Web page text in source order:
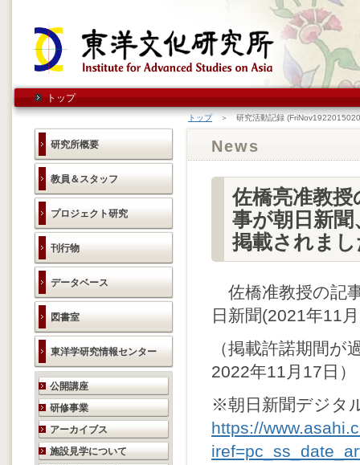
トップ
研究所概要
教員＆スタッフ
プロジェクト研究
刊行物
データベース
図書室
東洋学研究情報センター
研究活動のご案内
公開講座
研修事業
アーカイブス
施設見学について
トップ＞ 研究活動記録
News
佐橋亮准教
事が朝日新
掲載されま
佐橋准教授の記
日新聞(2021年11
（掲載許諾期間
2022年11月17日）
※朝日新聞デジタ
https://